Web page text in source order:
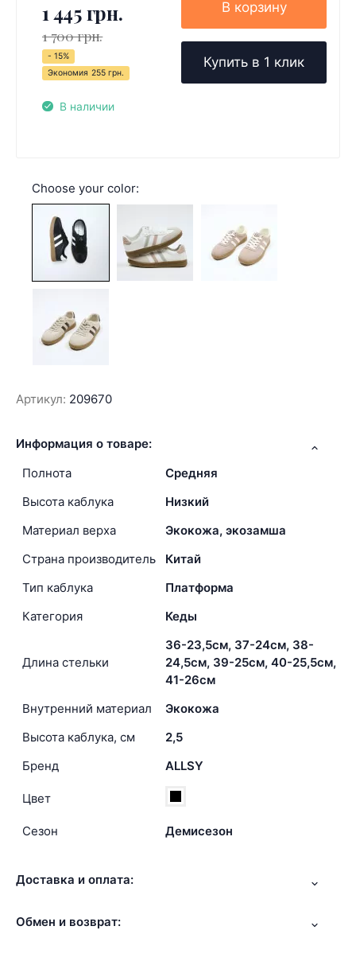
1 445 грн.
1 700 грн.
- 15%
Экономия 255 грн.
В наличии
В корзину
Купить в 1 клик
Choose your color:
Артикул: 209670
Информация о товаре:
Полнота
Средняя
Высота каблука
Низкий
Материал верха
Экокожа, экозамша
Страна производитель
Китай
Тип каблука
Платформа
Категория
Кеды
Длина стельки
36-23,5см, 37-24см, 38-
24,5см, 39-25см, 40-25,5см,
41-26см
Внутренний материал
Экокожа
Высота каблука, см
2,5
Бренд
ALLSY
Цвет
Сезон Демисезон
Доставка и оплата:
Обмен и возврат: